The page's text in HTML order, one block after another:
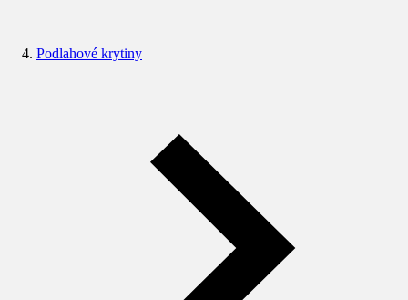
Podlahové krytiny